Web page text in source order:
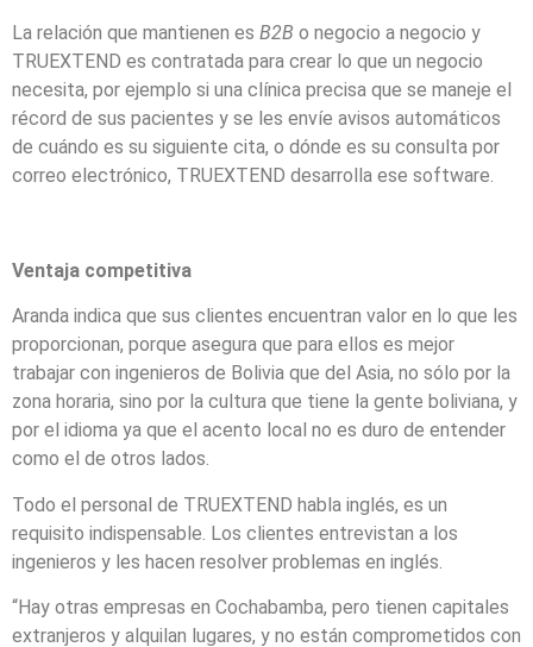
La relación que mantienen es B2B o negocio a negocio y
TRUEXTEND es contratada para crear lo que un negocio
necesita, por ejemplo si una clínica precisa que se maneje el
récord de sus pacientes y se les envíe avisos automáticos
de cuándo es su siguiente cita, o dónde es su consulta por
correo electrónico, TRUEXTEND desarrolla ese software.
Ventaja competitiva
Aranda indica que sus clientes encuentran valor en lo que les
proporcionan, porque asegura que para ellos es mejor
trabajar con ingenieros de Bolivia que del Asia, no sólo por la
zona horaria, sino por la cultura que tiene la gente boliviana, y
por el idioma ya que el acento local no es duro de entender
como el de otros lados.
Todo el personal de TRUEXTEND habla inglés, es un
requisito indispensable. Los clientes entrevistan a los
ingenieros y les hacen resolver problemas en inglés.
“Hay otras empresas en Cochabamba, pero tienen capitales
extranjeros y alquilan lugares, y no están comprometidos con